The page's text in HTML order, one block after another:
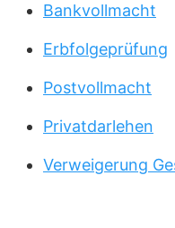
Bankvollmacht
Erbfolgeprüfung
Postvollmacht
Privatdarlehen
Verweigerung